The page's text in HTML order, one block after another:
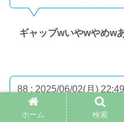
ギャップwいやwやめw
88 : 2025/06/02(月)
ホーム 検索